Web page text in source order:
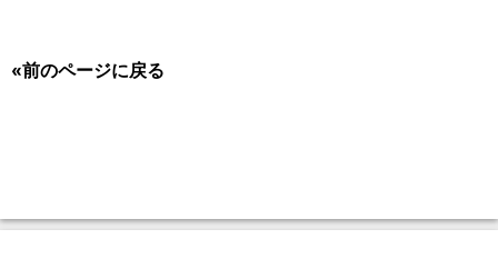
«前のページに戻る